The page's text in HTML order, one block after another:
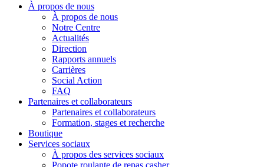
À propos de nous
À propos de nous
Notre Centre
Actualités
Direction
Rapports annuels
Carrières
Social Action
FAQ
Partenaires et collaborateurs
Partenaires et collaborateurs
Formation, stages et recherche
Boutique
Services sociaux
À propos des services sociaux
Popote roulante de repas casher